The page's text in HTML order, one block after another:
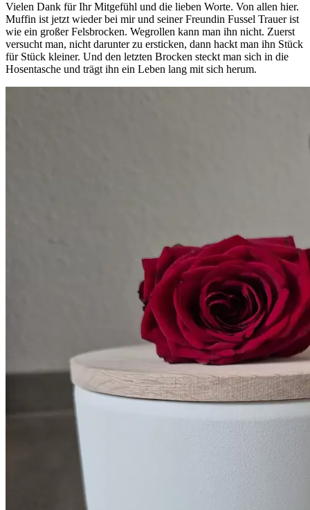
Vielen Dank für Ihr Mitgefühl und die lieben Worte. Von allen hier.
Muffin ist jetzt wieder bei mir und seiner Freundin Fussel Trauer ist
wie ein großer Felsbrocken. Wegrollen kann man ihn nicht. Zuerst
versucht man, nicht darunter zu ersticken, dann hackt man ihn Stück
für Stück kleiner. Und den letzten Brocken steckt man sich in die
Hosentasche und trägt ihn ein Leben lang mit sich herum.